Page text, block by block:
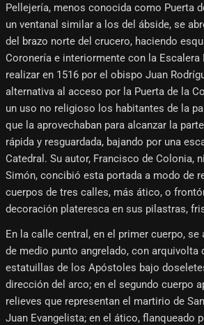
Pellejería, menos conocida como Puerta
un ventanal similar a los del ábside, se
del brazo norte del crucero, haciendo
Coronería e interiormente con la Escalera
realizar en 1516 por el obispo Juan
alternativa al acceso por la Puerta de la
un uso no religioso los habitantes de la
que la aprovechaban para alcanzar la
rápida y resguardada, bajando por una
Catedral. Su autor, Francisco de Colonia,
Simón, concibió esta portada a modo de
cuerpos de tres calles, más ático, o
decoración plateresca en sus pilastras,
En la calle central, en el primer cuerpo, se
de medio punto angrelado, con arquivolta
estatuillas de los Apóstoles bajo
dirección del arco; en el segundo cuerpo
relieves que representan el martirio de
Juan Evangelista; en el ático, flanqueado